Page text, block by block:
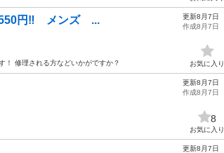
550円‼️ メンズ ...
！ 修理される方などいかがですか？
更新8月7日
作成8月7日
お気に入り
更新8月7日
作成8月7日
8
お気に入り
更新8月7日